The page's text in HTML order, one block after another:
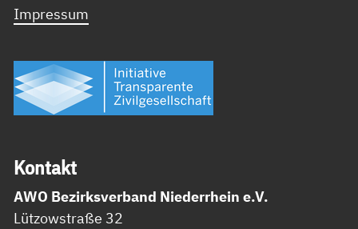
Impressum
Kon­takt
AWO Bezirksverband Niederrhein e.V.
Lützowstraße 32